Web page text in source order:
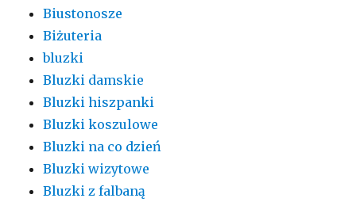
Biustonosze
Biżuteria
bluzki
Bluzki damskie
Bluzki hiszpanki
Bluzki koszulowe
Bluzki na co dzień
Bluzki wizytowe
Bluzki z falbaną